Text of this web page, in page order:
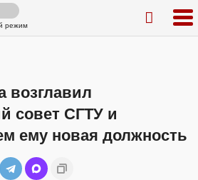
режим
возглавил
совет СГТУ и
ему новая должность